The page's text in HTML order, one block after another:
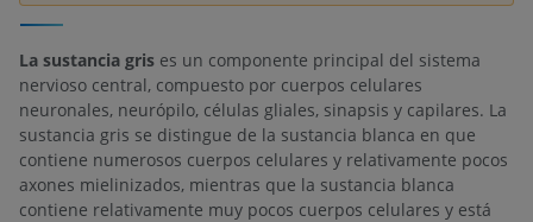
La sustancia gris es un componente principal del sistema
nervioso central, compuesto por cuerpos celulares
neuronales, neurópilo, células gliales, sinapsis y capilares. La
sustancia gris se distingue de la sustancia blanca en que
contiene numerosos cuerpos celulares y relativamente pocos
axones mielinizados, mientras que la sustancia blanca
contiene relativamente muy pocos cuerpos celulares y está